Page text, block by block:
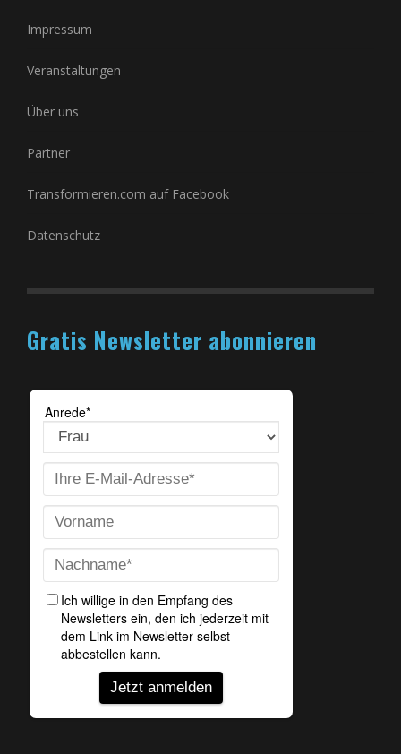
Impressum
Veranstaltungen
Über uns
Partner
Transformieren.com auf Facebook
Datenschutz
Gratis Newsletter abonnieren